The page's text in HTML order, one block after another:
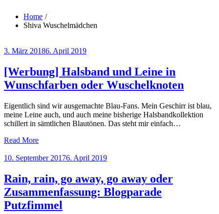
Home
Shiva Wuschelmädchen
Posted
3. März 20186. April 2019
[Werbung] Halsband und Leine in
Wunschfarben oder Wuschelknoten
Eigentlich sind wir ausgemachte Blau-Fans. Mein Geschirr ist blau,
meine Leine auch, und auch meine bisherige Halsbandkollektion
schillert in sämtlichen Blautönen. Das steht mir einfach…
Read More
Posted
10. September 20176. April 2019
Rain, rain, go away, go away oder
Zusammenfassung: Blogparade
Putzfimmel